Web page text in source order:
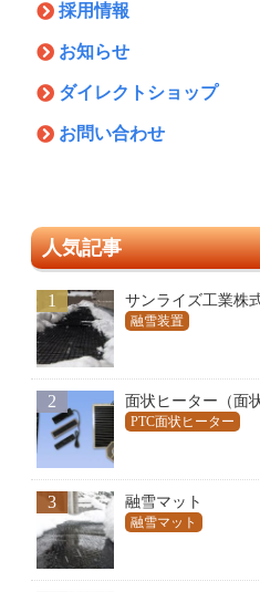
採用情報
お知らせ
ダイレクトショップ
お問い合わせ
人気記事
1 サンライズ工業株
融雪装置
2 面状ヒーター（面
PTC面状ヒーター
3 融雪マット
融雪マット